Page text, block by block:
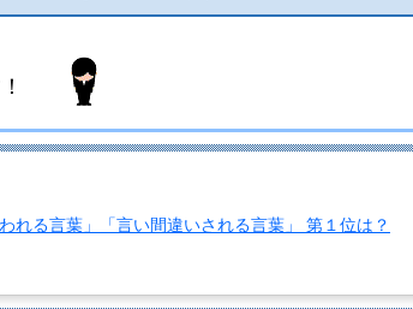
れる言葉」「言い間違いされる言葉」 第１位は？